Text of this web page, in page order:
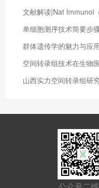
群体遗传学的魅力与应